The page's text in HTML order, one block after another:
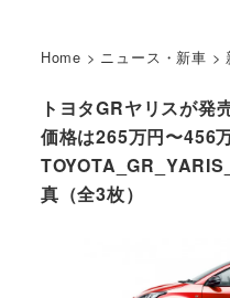
Home > ニュース・新車 >
トヨタGRヤリスが発
価格は265万円〜456
真（全3枚）